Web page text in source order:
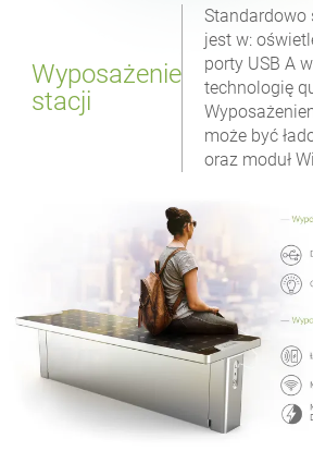
Wyposażenie
stacji
Standardowo
jest w:
porty USB A
technologię
może być
oraz moduł